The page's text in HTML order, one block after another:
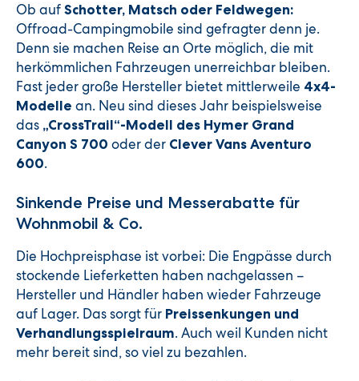
Ob auf Schotter, Matsch oder Feldwegen:
Offroad-Campingmobile sind gefragter denn je.
Denn sie machen Reise an Orte möglich, die mit
herkömmlichen Fahrzeugen unerreichbar bleiben.
Fast jeder große Hersteller bietet mittlerweile 4x4-
Modelle an. Neu sind dieses Jahr beispielsweise
das „CrossTrail“-Modell des Hymer Grand
Canyon S 700 oder der Clever Vans Aventuro
600.
Sinkende Preise und Messerabatte für
Wohnmobil & Co.
Die Hochpreisphase ist vorbei: Die Engpässe durch
stockende Lieferketten haben nachgelassen –
Hersteller und Händler haben wieder Fahrzeuge
auf Lager. Das sorgt für Preissenkungen und
Verhandlungsspielraum. Auch weil Kunden nicht
mehr bereit sind, so viel zu bezahlen.